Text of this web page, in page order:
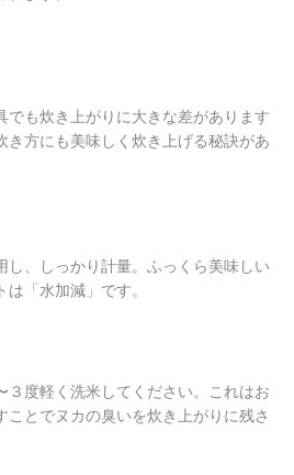
でも炊き上がりに大きな差があります
き方にも美味しく炊き上げる秘訣があ
し、しっかり計量。ふっくら美味しい
「水加減」です。
３度軽く洗米してください。これはお
ことでヌカの臭いを炊き上がりに残さ